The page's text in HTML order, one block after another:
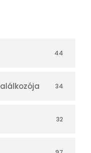
44
34
32